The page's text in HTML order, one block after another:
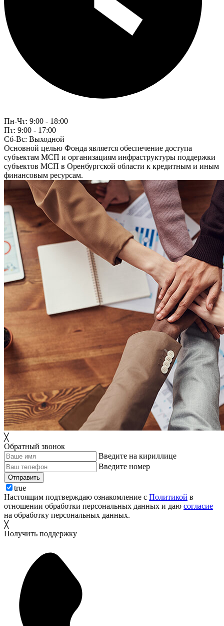
Пн-Чт: 9:00 - 18:00
Пт: 9:00 - 17:00
Сб-Вс: Выходной
Основной целью Фонда является обеспечение доступа
субъектам МСП и организациям инфраструктуры поддержки
субъектов МСП в Оренбургской области к кредитным и иным
финансовым ресурсам.
╳
Обратный звонок
Введите на кириллице
Введите номер
Отправить
true
Настоящим подтверждаю ознакомление с Политикой в
отношении обработки персональных данных и даю согласие
на обработку персональных данных.
╳
Получить поддержку